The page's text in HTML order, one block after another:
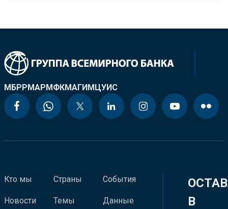
МБРРМАРМФКМАГИМЦУИС
Кто мы
Новости
Страны
Темы
События
Данные
В